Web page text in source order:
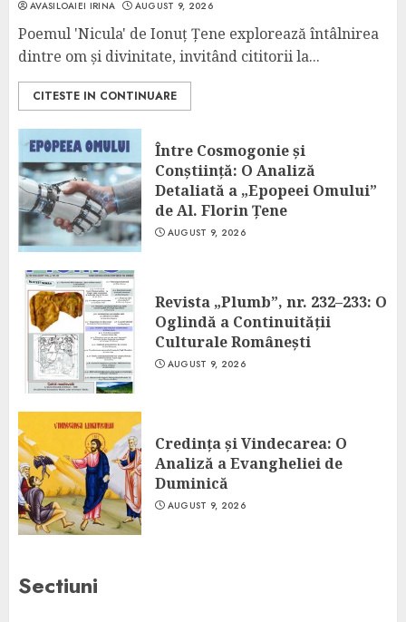
AVASILOAIEI IRINA AUGUST 9, 2026
Poemul 'Nicula' de Ionuț Țene explorează întâlnirea
dintre om și divinitate, invitând cititorii la...
CITESTE IN CONTINUARE
Între Cosmogonie și
Conștiință: O Analiză
Detaliată a „Epopeei Omului”
de Al. Florin Țene
AUGUST 9, 2026
Revista „Plumb”, nr. 232–233: O
Oglindă a Continuității
Culturale Românești
AUGUST 9, 2026
Credința și Vindecarea: O
Analiză a Evangheliei de
Duminică
AUGUST 9, 2026
Sectiuni